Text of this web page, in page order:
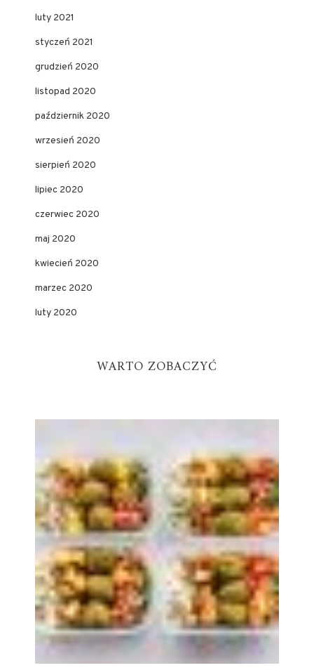
luty 2021
styczeń 2021
grudzień 2020
listopad 2020
październik 2020
wrzesień 2020
sierpień 2020
lipiec 2020
czerwiec 2020
maj 2020
kwiecień 2020
marzec 2020
luty 2020
WARTO ZOBACZYĆ